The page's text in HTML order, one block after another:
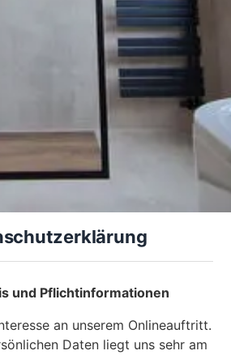
meine neue
kostenlos · ohne Anmeldung
sofort sehen
Beratung
und Pflichtinformationen
an unserem Onlineauftritt.
Daten liegt uns sehr am